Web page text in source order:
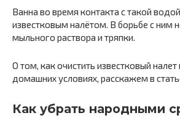
Ванна во время контакта с такой
известковым налётом. В борьбе с ним
мыльного раствора и тряпки.
О том, как очистить известковый налет
домашних условиях, расскажем в
Как убрать народными